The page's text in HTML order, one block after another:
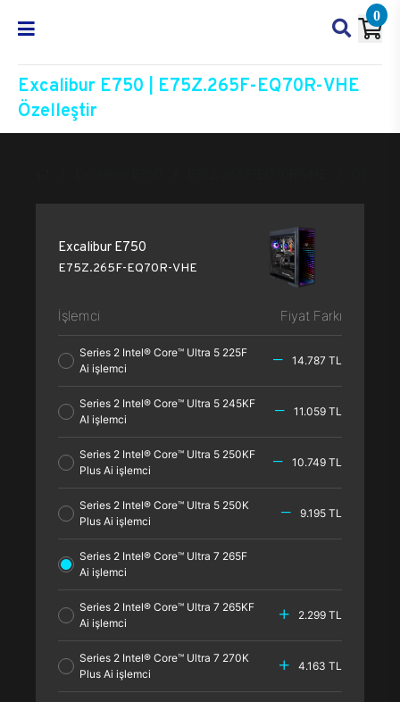
0
Excalibur E750 | E75Z.265F-EQ70R-VHE
Özelleştir
Excalibur E750
E75Z.265F-EQ70R-VHE
İşlemci Fiyat Farkı
Series 2 Intel® Core™ Ultra 5 225F
Ai işlemci
14.787 TL
Series 2 Intel® Core™ Ultra 5 245KF
AI işlemci
11.059 TL
Series 2 Intel® Core™ Ultra 5 250KF
Plus Ai işlemci
10.749 TL
Series 2 Intel® Core™ Ultra 5 250K
Plus Ai işlemci
9.195 TL
Series 2 Intel® Core™ Ultra 7 265F
Ai işlemci
Series 2 Intel® Core™ Ultra 7 265KF
Ai işlemci
2.299 TL
Series 2 Intel® Core™ Ultra 7 270K
Plus Ai işlemci
4.163 TL